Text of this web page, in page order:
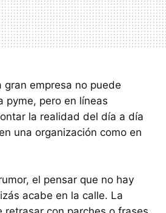
gran empresa no puede
pyme, pero en líneas
la realidad del día a día
una organización como en
el pensar que no hay
acabe en la calle. La